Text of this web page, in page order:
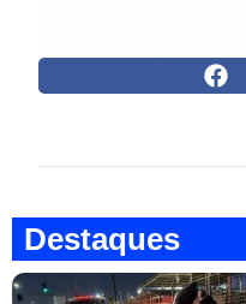
Destaques